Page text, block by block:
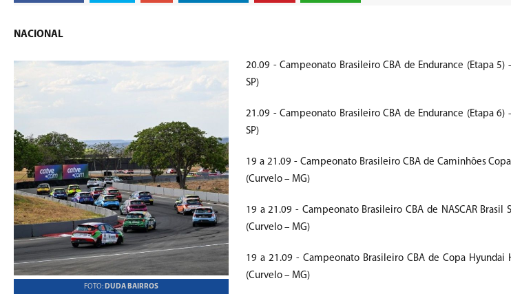
NACIONAL
FOTO: DUDA BAIRROS
20.09 - Campeonato Brasileiro CBA de Endurance (Etapa
SP)
21.09 - Campeonato Brasileiro CBA de Endurance (Etapa
SP)
19 a 21.09 - Campeonato Brasileiro CBA de Caminhões
(Curvelo – MG)
19 a 21.09 - Campeonato Brasileiro CBA de NASCAR Brasil
(Curvelo – MG)
19 a 21.09 - Campeonato Brasileiro CBA de Copa Hyundai
(Curvelo – MG)